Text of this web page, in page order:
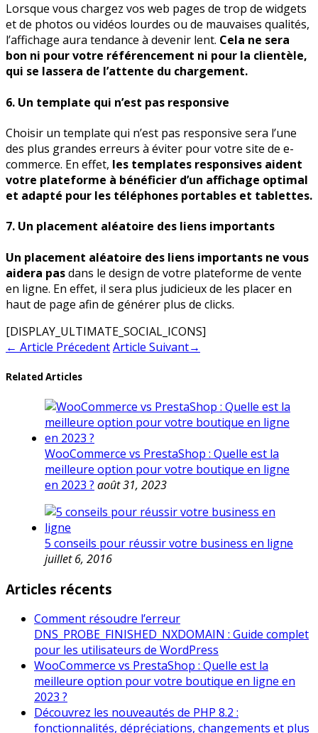
Lorsque vous chargez vos web pages de trop de widgets
et de photos ou vidéos lourdes ou de mauvaises qualités,
l’affichage aura tendance à devenir lent. Cela ne sera
bon ni pour votre référencement ni pour la clientèle,
qui se lassera de l’attente du chargement.
6. Un template qui n’est pas responsive
Choisir un template qui n’est pas responsive sera l’une
des plus grandes erreurs à éviter pour votre site de e-
commerce. En effet, les templates responsives aident
votre plateforme à bénéficier d’un affichage optimal
et adapté pour les téléphones portables et tablettes.
7. Un placement aléatoire des liens importants
Un placement aléatoire des liens importants ne vous
aidera pasdans le design de votre plateforme de vente
en ligne. En effet, il sera plus judicieux de les placer en
haut de page afin de générer plus de clicks.
[DISPLAY_ULTIMATE_SOCIAL_ICONS]
← Article PrécedentArticle Suivant→
Related Articles
WooCommerce vs PrestaShop : Quelle est la
meilleure option pour votre boutique en ligne
en 2023 ? août 31, 2023
5 conseils pour réussir votre business en ligne
juillet 6, 2016
Articles récents
Comment résoudre l’erreur
DNS_PROBE_FINISHED_NXDOMAIN : Guide complet
pour les utilisateurs de WordPress
WooCommerce vs PrestaShop : Quelle est la
meilleure option pour votre boutique en ligne en
2023 ?
Découvrez les nouveautés de PHP 8.2 :
fonctionnalités, dépréciations, changements et plus